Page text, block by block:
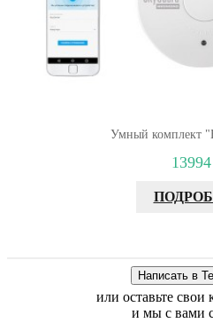
Умный комплект
или оставьте
и мы с вами